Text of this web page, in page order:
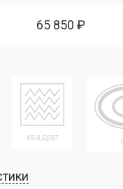
65 850 ₽
квадрат